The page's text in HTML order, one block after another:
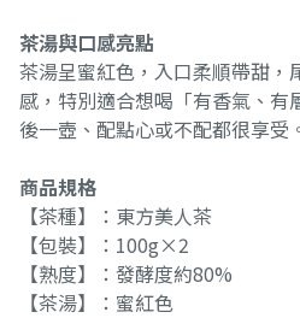
茶湯與口感亮點
茶湯呈蜜紅色，入口柔順帶甜，
感，特別適合想喝「有香氣、有
後一壺、配點心或不配都很享受
商品規格
【茶種】：東方美人茶
【包裝】：100g×2
【熟度】：發酵度約80%
【茶湯】：蜜紅色